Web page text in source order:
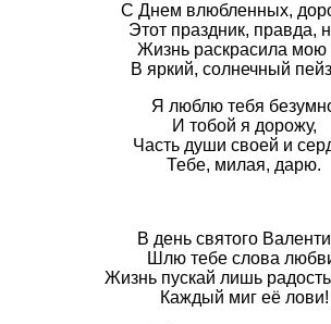
С Днем влюбленных,
Этот праздник, правда,
Жизнь раскрасила мою
В яркий, солнечный
Я люблю тебя
И тобой я дорожу,
Часть души своей и
Тебе, милая, дарю.
В день святого
Шлю тебе слова
Жизнь пускай лишь радость
Каждый миг её лови!